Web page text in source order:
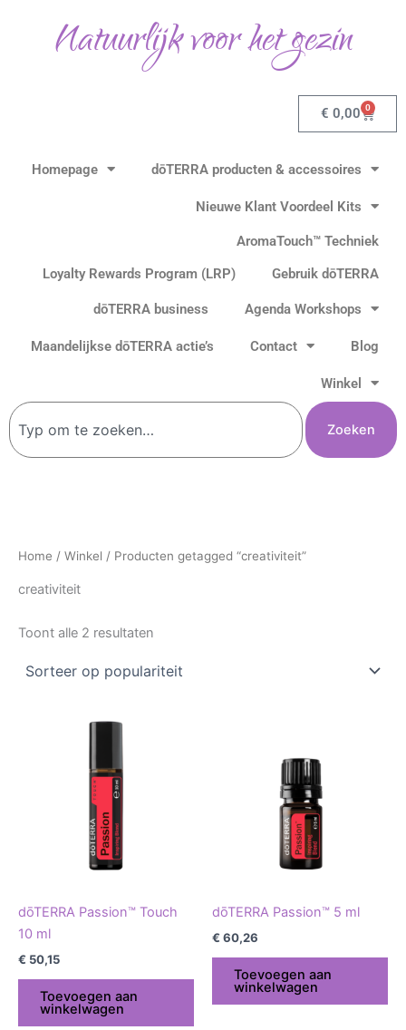
Natuurlijk voor het gezin
€ 0,00 0
Homepage dōTERRA producten & accessoires
Nieuwe Klant Voordeel Kits
AromaTouch™ Techniek
Loyalty Rewards Program (LRP)
Gebruik dōTERRA
dōTERRA business Agenda Workshops
Maandelijkse dōTERRA actie’s Contact Blog
Winkel
Zoeken
Zoeken
Home / Winkel / Producten getagged “creativiteit”
creativiteit
Toont alle 2 resultaten
op
populariteit
dōTERRA Passion™ Touch
10 ml
€ 50,15
Toevoegen aan
winkelwagen
dōTERRA Passion™ 5 ml
€ 60,26
Toevoegen aan
winkelwagen